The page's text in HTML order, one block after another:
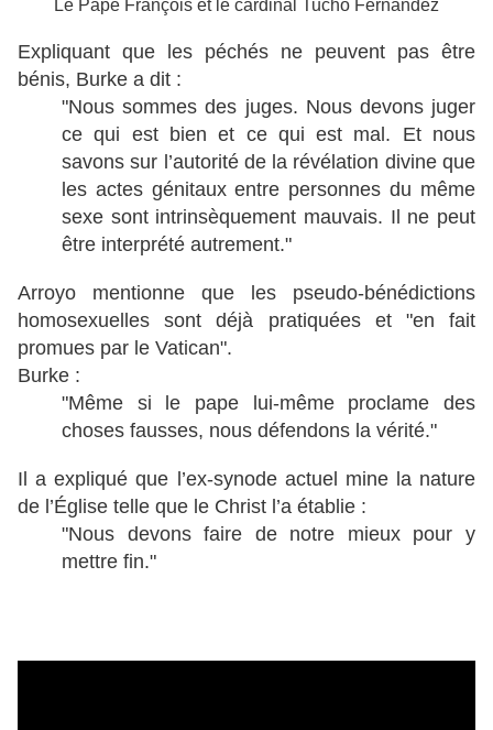
Le Pape François et le cardinal Tucho Fernandez
Expliquant que les péchés ne peuvent pas être
bénis, Burke a dit :
"Nous sommes des juges. Nous devons juger
ce qui est bien et ce qui est mal. Et nous
savons sur l’autorité de la révélation divine que
les actes génitaux entre personnes du même
sexe sont intrinsèquement mauvais. Il ne peut
être interprété autrement."
Arroyo mentionne que les pseudo-bénédictions
homosexuelles sont déjà pratiquées et "en fait
promues par le Vatican".
Burke :
"Même si le pape lui-même proclame des
choses fausses, nous défendons la vérité."
Il a expliqué que l’ex-synode actuel mine la nature
de l’Église telle que le Christ l’a établie :
"Nous devons faire de notre mieux pour y
mettre fin."